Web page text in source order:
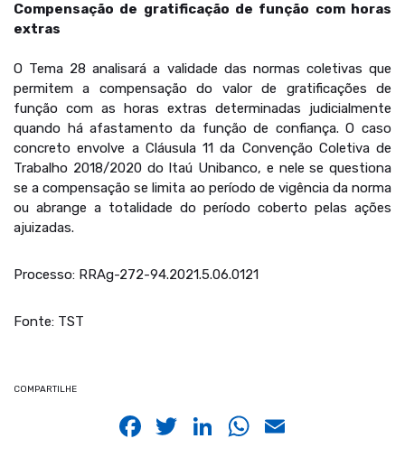
Compensação de gratificação de função com horas
extras
O Tema 28 analisará a validade das normas coletivas que
permitem a compensação do valor de gratificações de
função com as horas extras determinadas judicialmente
quando há afastamento da função de confiança. O caso
concreto envolve a Cláusula 11 da Convenção Coletiva de
Trabalho 2018/2020 do Itaú Unibanco, e nele se questiona
se a compensação se limita ao período de vigência da norma
ou abrange a totalidade do período coberto pelas ações
ajuizadas.
Processo: RRAg-272-94.2021.5.06.0121
Fonte: TST
COMPARTILHE
Facebook
Twitter
LinkedIn
WhatsApp